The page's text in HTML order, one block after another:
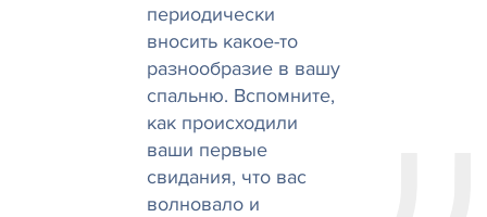
периодически
вносить какое-то
разнообразие в вашу
спальню. Вспомните,
как происходили
ваши первые
свидания, что вас
волновало и